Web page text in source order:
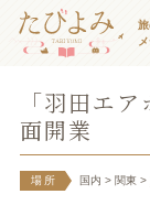
「羽田エ
面開業
場所 国内 > 関東 >